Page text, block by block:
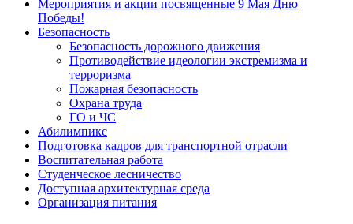
Мероприятия и акции посвященные 9 Мая Дню
Победы!
Безопасность
Безопасность дорожного движения
Противодействие идеологии экстремизма и
терроризма
Пожарная безопасность
Охрана труда
ГО и ЧС
Абилимпикс
Подготовка кадров для транспортной отрасли
Воспитательная работа
Студенческое лесничество
Доступная архитектурная среда
Организация питания